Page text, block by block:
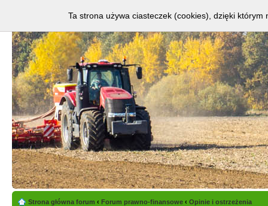
Strona główna forum ‹ Forum prawno-finansowe ‹ Opinie i ostrzeżenia
Ta strona używa ciasteczek (cookies), dzięki którym